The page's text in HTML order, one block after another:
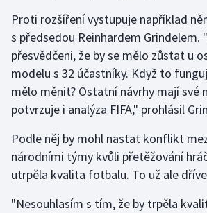
Short track
Sportovní střelba
Stolní tenis
Triatlon
Veslování
Vodní slalom
Proti rozšíření vystupuje například
s předsedou Reinhardem Grindelem.
přesvědčeni, že by se mělo zůstat u
modelu s 32 účastníky. Když to
mělo měnit? Ostatní návrhy mají své
potvrzuje i analýza FIFA," prohlásil
Podle něj by mohl nastat konflikt
národními týmy kvůli přetěžování
utrpěla kvalita fotbalu. To už ale
"Nesouhlasím s tím, že by trpěla